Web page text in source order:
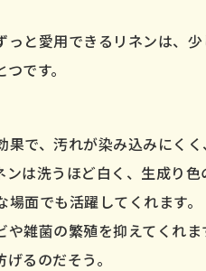
と愛用できるリネンは、
です。
果で、汚れが染み込みにく
は洗うほど白く、生成り
面でも活躍してくれます。
雑菌の繁殖を抑えてくれま
るのだそう。